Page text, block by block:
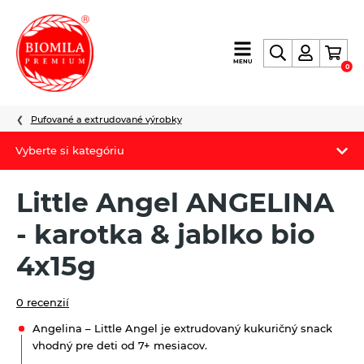
výroba
a
nielen
MENU
0
Vyberte si kategóriu
Letný Biomilatip 18% zľava
Akciová ponuka
Novinky
Pufované a extrudované výrobky
Little Angel ANGELINA
- karotka & jablko bio
4x15g
0 recenzií
Angelina – Little Angel je extrudovaný kukuričný snack
vhodný pre deti od 7+ mesiacov.